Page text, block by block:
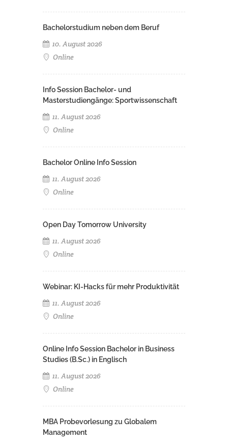
Bachelorstudium neben dem Beruf
10. August 2026
Online
Info Session Bachelor- und
Masterstudiengänge: Sportwissenschaft
11. August 2026
Online
Bachelor Online Info Session
11. August 2026
Online
Open Day Tomorrow University
11. August 2026
Online
Webinar: KI-Hacks für mehr Produktivität
11. August 2026
Online
Online Info Session Bachelor in Business
Studies (B.Sc.) in Englisch
11. August 2026
Online
MBA Probevorlesung zu Globalem
Management